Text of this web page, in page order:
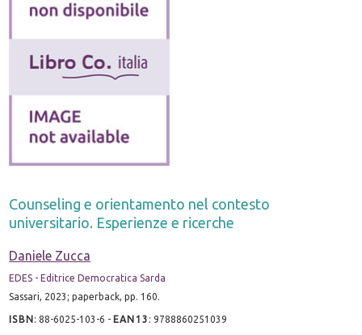
Counseling e orientamento nel contesto
universitario. Esperienze e ricerche
Daniele Zucca
EDES - Editrice Democratica Sarda
Sassari, 2023; paperback, pp. 160.
ISBN:88-6025-103-6 - EAN13 :9788860251039